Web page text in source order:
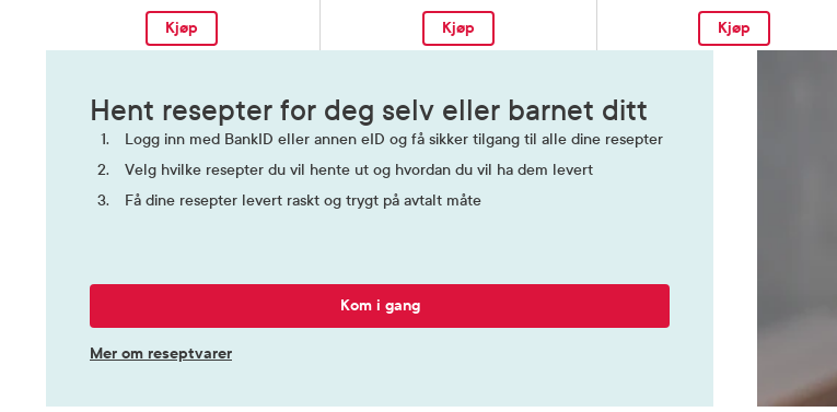
Kjøp Kjøp Kjøp
Hent resepter for deg selv eller barnet ditt
Logg inn med BankID eller annen eID og få sikker tilgang til alle dine resepter
Velg hvilke resepter du vil hente ut og hvordan du vil ha dem levert
Få dine resepter levert raskt og trygt på avtalt måte
Kom i gang
Mer om reseptvarer